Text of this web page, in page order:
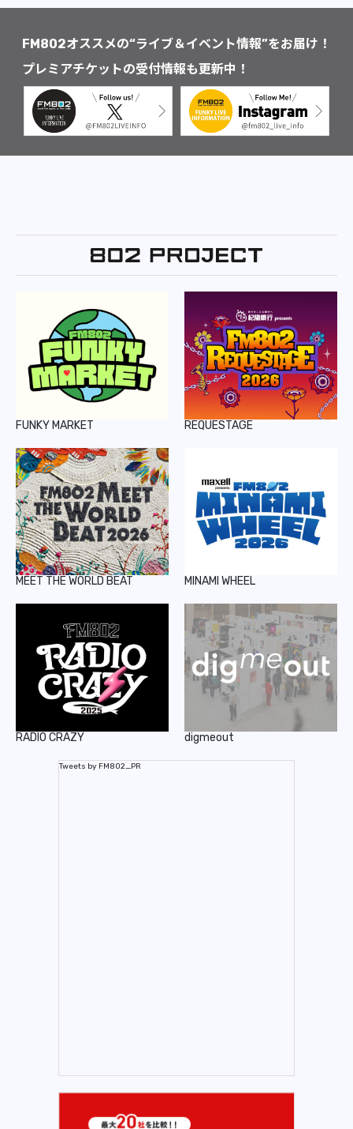
FM802オススメの“ライブ＆イベント情報”をお届け！
プレミアチケットの受付情報も更新中！
FUNKY MARKET REQUESTAGE
MEET THE WORLD BEAT MINAMI WHEEL
RADIO CRAZY digmeout
Tweets by FM802_PR